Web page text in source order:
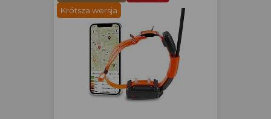
Krótsza wersja